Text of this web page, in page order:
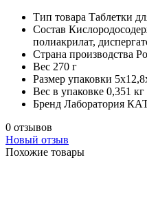
Тип товара Таблетки
Состав
полиакрилат,
Страна производства
Вес 270 г
Размер упаковки
Вес в упаковке 0,351 кг
Бренд Лаборатория
0 отзывов
Новый отзыв
Похожие товары